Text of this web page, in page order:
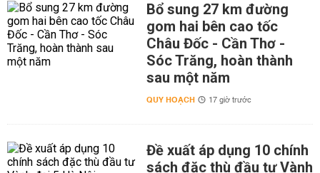
Bổ sung 27 km đường
gom hai bên cao tốc
Châu Đốc - Cần Thơ -
Sóc Trăng, hoàn thành
sau một năm
QUY HOẠCH 17 giờ trước
Đề xuất áp dụng 10 chính
sách đặc thù đầu tư Vành